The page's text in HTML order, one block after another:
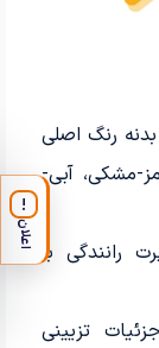
رنگ اصلی
مشکی، آبی-
رانندگی با
تزیینی
!
اعلان